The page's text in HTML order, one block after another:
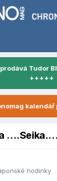
Tudor
+++++
....Seika....
hodinky